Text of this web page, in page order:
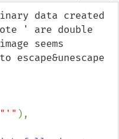
data created
' are double
seems
"'"